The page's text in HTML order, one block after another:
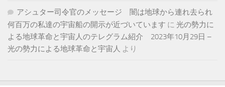
アシュター司令官のメッセージ 闇は地球から連れ去られ
何百万の私達の宇宙船の開示が近づいています に 光の勢力に
よる地球革命と宇宙人のテレグラム紹介 2023年10月29日 –
光の勢力による地球革命と宇宙人 より